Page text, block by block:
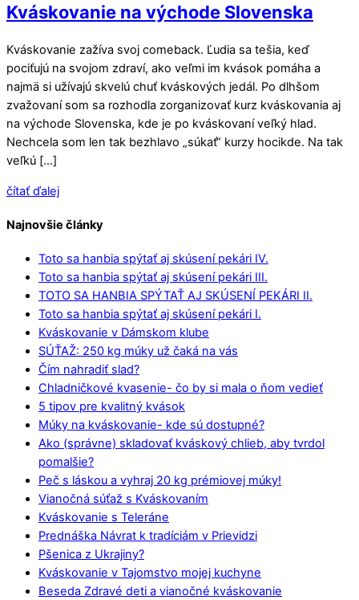
Kváskovanie na východe Slovenska
Kváskovanie zažíva svoj comeback. Ľudia sa tešia, keď
pociťujú na svojom zdraví, ako veľmi im kvások pomáha a
najmä si užívajú skvelú chuť kváskových jedál. Po dlhšom
zvažovaní som sa rozhodla zorganizovať kurz kváskovania aj
na východe Slovenska, kde je po kváskovaní veľký hlad.
Nechcela som len tak bezhlavo „súkať“ kurzy hocikde. Na tak
veľkú […]
čítať ďalej
Najnovšie články
Toto sa hanbia spýtať aj skúsení pekári IV.
Toto sa hanbia spýtať aj skúsení pekári III.
TOTO SA HANBIA SPÝTAŤ AJ SKÚSENÍ PEKÁRI II.
Toto sa hanbia spýtať aj skúsení pekári I.
Kváskovanie v Dámskom klube
SÚŤAŽ: 250 kg múky už čaká na vás
Čím nahradiť slad?
Chladničkové kvasenie- čo by si mala o ňom vedieť
5 tipov pre kvalitný kvások
Múky na kváskovanie- kde sú dostupné?
Ako (správne) skladovať kváskový chlieb, aby tvrdol
pomalšie?
Peč s láskou a vyhraj 20 kg prémiovej múky!
Vianočná súťaž s Kváskovaním
Kváskovanie s Teleráne
Prednáška Návrat k tradíciám v Prievidzi
Pšenica z Ukrajiny?
Kváskovanie v Tajomstvo mojej kuchyne
Beseda Zdravé deti a vianočné kváskovanie